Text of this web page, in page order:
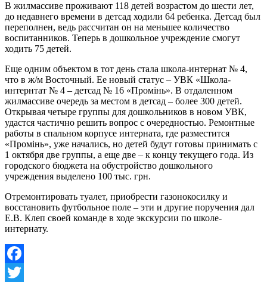
В жилмассиве проживают 118 детей возрастом до шести лет,
до недавнего времени в детсад ходили 64 ребенка. Детсад был
переполнен, ведь рассчитан он на меньшее количество
воспитанников. Теперь в дошкольное учреждение смогут
ходить 75 детей.
Еще одним объектом в тот день стала школа-интернат № 4,
что в ж/м Восточный. Ее новый статус – УВК «Школа-
интернтат № 4 – детсад № 16 «Промінь». В отдаленном
жилмассиве очередь за местом в детсад – более 300 детей.
Открывая четыре группы для дошкольников в новом УВК,
удастся частично решить вопрос с очередностью. Ремонтные
работы в спальном корпусе интерната, где разместится
«Промінь», уже начались, но детей будут готовы принимать с
1 октября две группы, а еще две – к концу текущего года. Из
городского бюджета на обустройство дошкольного
учреждения выделено 100 тыс. грн.
Отремонтировать туалет, приобрести газонокосилку и
восстановить футбольное поле – эти и другие поручения дал
Е.В. Клеп своей команде в ходе экскурсии по школе-
интернату.
Facebook